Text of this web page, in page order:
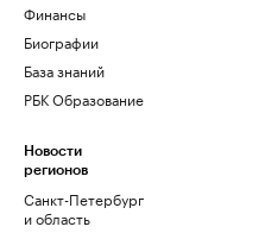
Финансы
Биографии
База знаний
РБК Образование
Новости
регионов
Санкт-Петербург
и область